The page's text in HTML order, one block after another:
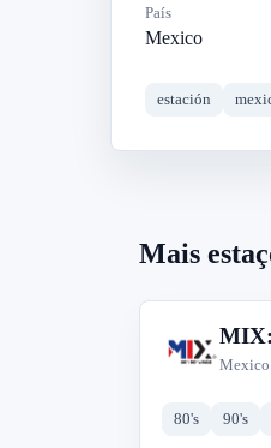
País
Mexico
estación
Mais
M
Mexico
80's 90's